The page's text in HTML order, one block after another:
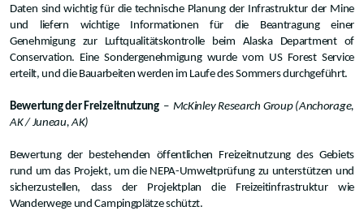
Daten sind wichtig für die technische Planung der Infrastruktur der Mine
und liefern wichtige Informationen für die Beantragung einer
Genehmigung zur Luftqualitätskontrolle beim Alaska Department of
Conservation. Eine Sondergenehmigung wurde vom US Forest Service
erteilt, und die Bauarbeiten werden im Laufe des Sommers durchgeführt.
Bewertung der Freizeitnutzung – McKinley Research Group (Anchorage,
AK / Juneau, AK)
Bewertung der bestehenden öffentlichen Freizeitnutzung des Gebiets
rund um das Projekt, um die NEPA-Umweltprüfung zu unterstützen und
sicherzustellen, dass der Projektplan die Freizeitinfrastruktur wie
Wanderwege und Campingplätze schützt.